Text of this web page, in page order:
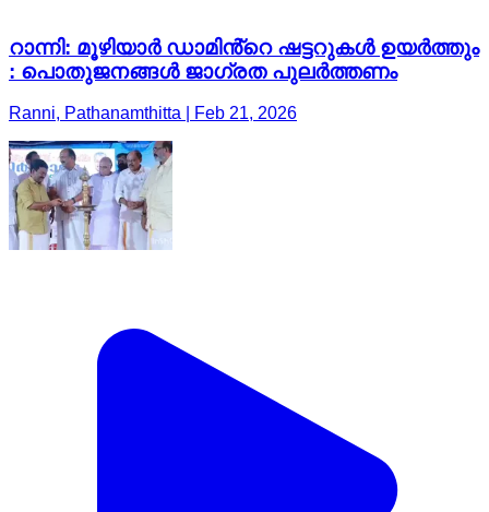
റാന്നി: മൂഴിയാർ ഡാമിൻ്റെ ഷട്ടറുകൾ ഉയർത്തും
: പൊതുജനങ്ങൾ ജാഗ്രത പുലർത്തണം
Ranni, Pathanamthitta | Feb 21, 2026